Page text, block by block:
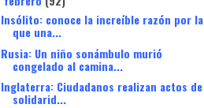
Insólito: conoce la increíble razón por la
que una...
Rusia: Un niño sonámbulo murió
congelado al camina...
Inglaterra: Ciudadanos realizan actos de
solidarid...